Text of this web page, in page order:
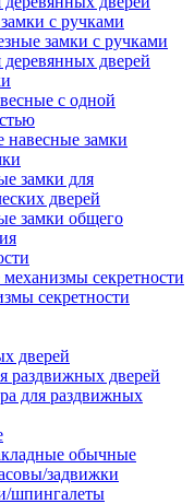
с ручками
замки с ручками
деревянных дверей
с одной
замки
замки для
дверей
замки общего
секретности
секретности
дверей
раздвижных дверей
для раздвижных
обычные
задвижки
шпингалеты